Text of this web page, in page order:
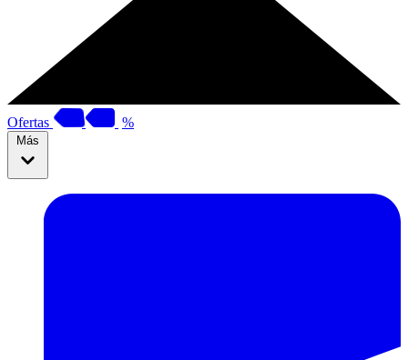
Ofertas %
Más